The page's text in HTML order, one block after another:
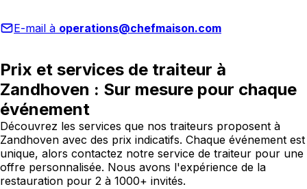
E-mail à operations@chefmaison.com
Prix et services de traiteur à
Zandhoven : Sur mesure pour chaque
événement
Découvrez les services que nos traiteurs proposent à
Zandhoven avec des prix indicatifs. Chaque événement est
unique, alors contactez notre service de traiteur pour une
offre personnalisée. Nous avons l'expérience de la
restauration pour 2 à 1000+ invités.